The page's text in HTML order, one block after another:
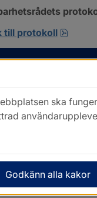
till protokoll
pdf,
ska
Godkänn alla kakor